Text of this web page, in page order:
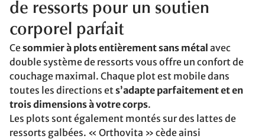
de ressorts pour un soutien
corporel parfait
Cesommier à plots entièrement sans métal avec
double système de ressorts vous offre un confort de
couchage maximal. Chaque plot est mobile dans
toutes les directions ets’adapte parfaitement et en
trois dimensions à votre corps.
Les plots sont également montés sur des lattes de
ressorts galbées. « Orthovita » cède ainsi